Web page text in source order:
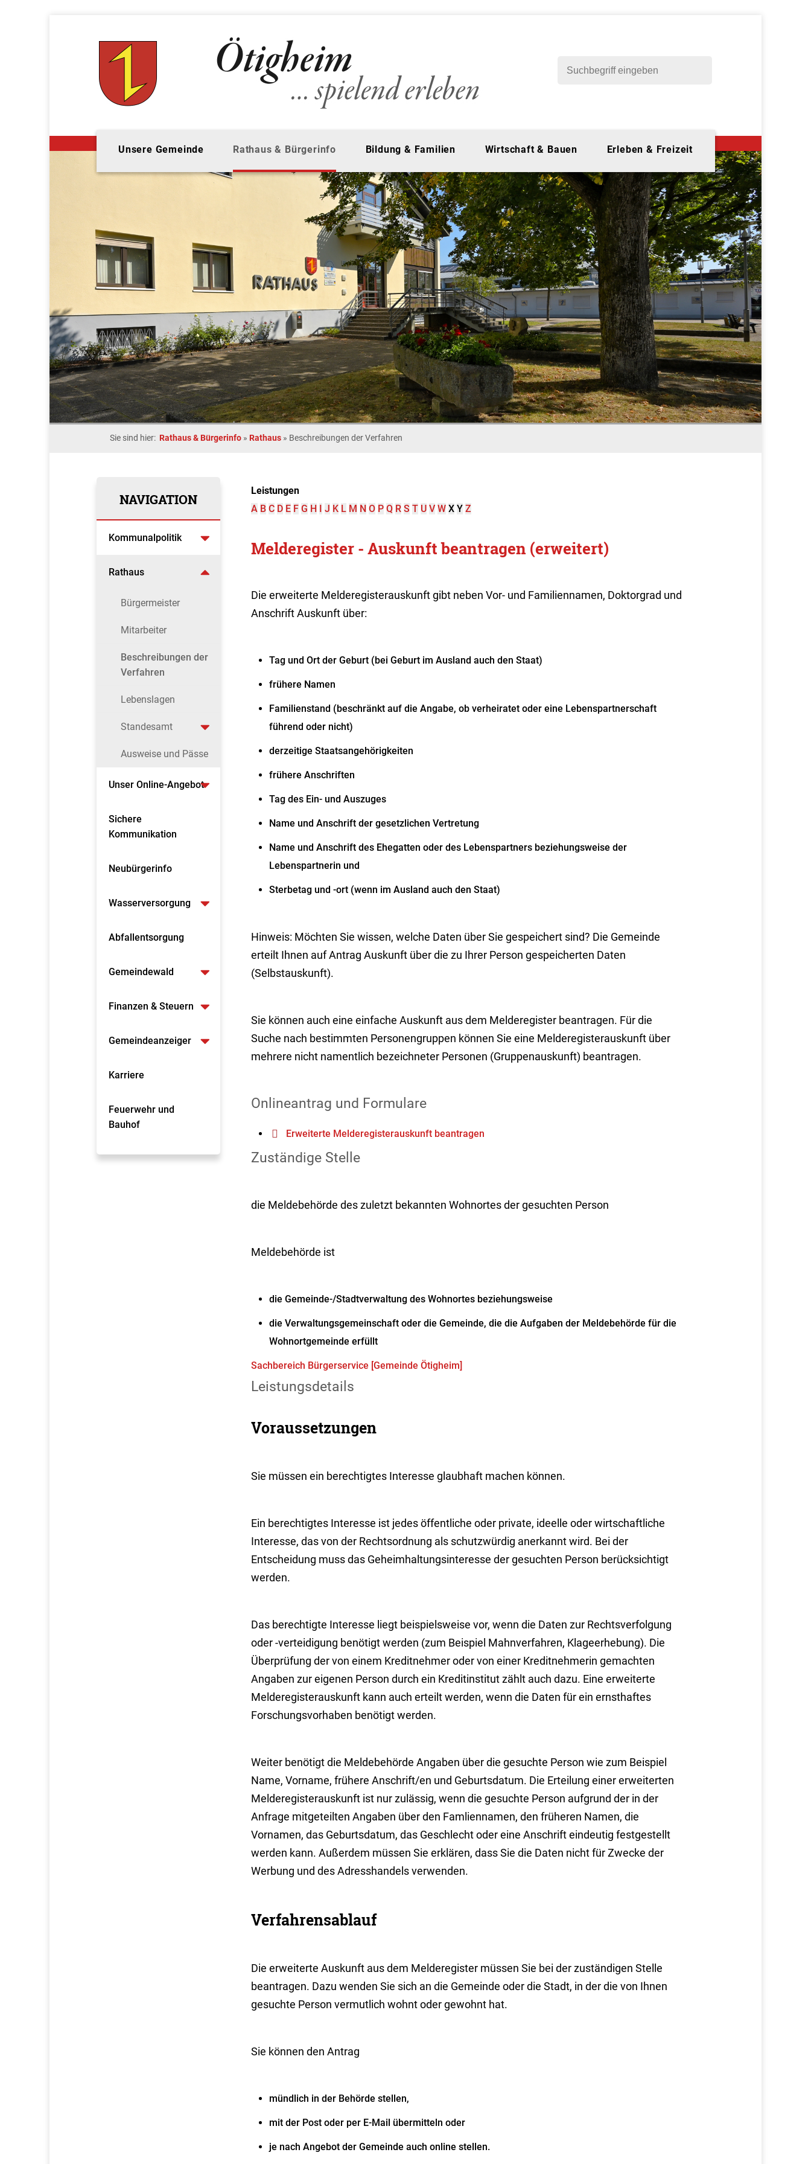
Unsere Gemeinde Rathaus & Bürgerinfo Bildung & Familien Wirtschaft & Bauen Erleben & Freizeit
Sie sind hier: Rathaus & Bürgerinfo » Rathaus » Beschreibungen der Verfahren
NAVIGATION
Kommunalpolitik
Rathaus
Bürgermeister
Mitarbeiter
Beschreibungen der
Verfahren
Lebenslagen
Standesamt
Ausweise und Pässe
Unser Online-Angebot
Sichere
Kommunikation
Neubürgerinfo
Wasserversorgung
Abfallentsorgung
Gemeindewald
Finanzen & Steuern
Gemeindeanzeiger
Karriere
Feuerwehr und
Bauhof
Leistungen
A B C D E F G H I J K L M N O P Q R S T U V W X Y Z
Melderegister - Auskunft beantragen (erweitert)
Die erweiterte Melderegisterauskunft gibt neben Vor- und Familiennamen, Doktorgrad und
Anschrift Auskunft über:
Tag und Ort der Geburt (bei Geburt im Ausland auch den Staat)
frühere Namen
Familienstand (beschränkt auf die Angabe, ob verheiratet oder eine Lebenspartnerschaft
führend oder nicht)
derzeitige Staatsangehörigkeiten
frühere Anschriften
Tag des Ein- und Auszuges
Name und Anschrift der gesetzlichen Vertretung
Name und Anschrift des Ehegatten oder des Lebenspartners beziehungsweise der
Lebenspartnerin und
Sterbetag und -ort (wenn im Ausland auch den Staat)
Hinweis: Möchten Sie wissen, welche Daten über Sie gespeichert sind? Die Gemeinde
erteilt Ihnen auf Antrag Auskunft über die zu Ihrer Person gespeicherten Daten
(Selbstauskunft).
Sie können auch eine einfache Auskunft aus dem Melderegister beantragen. Für die
Suche nach bestimmten Personengruppen können Sie eine Melderegisterauskunft über
mehrere nicht namentlich bezeichneter Personen (Gruppenauskunft) beantragen.
Onlineantrag und Formulare
Erweiterte Melderegisterauskunft beantragen
Zuständige Stelle
die Meldebehörde des zuletzt bekannten Wohnortes der gesuchten Person
Meldebehörde ist
die Gemeinde-/Stadtverwaltung des Wohnortes beziehungsweise
die Verwaltungsgemeinschaft oder die Gemeinde, die die Aufgaben der Meldebehörde für die
Wohnortgemeinde erfüllt
Sachbereich Bürgerservice [Gemeinde Ötigheim]
Leistungsdetails
Voraussetzungen
Sie müssen ein berechtigtes Interesse glaubhaft machen können.
Ein berechtigtes Interesse ist jedes öffentliche oder private, ideelle oder wirtschaftliche
Interesse, das von der Rechtsordnung als schutzwürdig anerkannt wird. Bei der
Entscheidung muss das Geheimhaltungsinteresse der gesuchten Person berücksichtigt
werden.
Das berechtigte Interesse liegt beispielsweise vor, wenn die Daten zur Rechtsverfolgung
oder -verteidigung benötigt werden (zum Beispiel Mahnverfahren, Klageerhebung). Die
Überprüfung der von einem Kreditnehmer oder von einer Kreditnehmerin gemachten
Angaben zur eigenen Person durch ein Kreditinstitut zählt auch dazu. Eine erweiterte
Melderegisterauskunft kann auch erteilt werden, wenn die Daten für ein ernsthaftes
Forschungsvorhaben benötigt werden.
Weiter benötigt die Meldebehörde Angaben über die gesuchte Person wie zum Beispiel
Name, Vorname, frühere Anschrift/en und Geburtsdatum. Die Erteilung einer erweiterten
Melderegisterauskunft ist nur zulässig, wenn die gesuchte Person aufgrund der in der
Anfrage mitgeteilten Angaben über den Famliennamen, den früheren Namen, die
Vornamen, das Geburtsdatum, das Geschlecht oder eine Anschrift eindeutig festgestellt
werden kann. Außerdem müssen Sie erklären, dass Sie die Daten nicht für Zwecke der
Werbung und des Adresshandels verwenden.
Verfahrensablauf
Die erweiterte Auskunft aus dem Melderegister müssen Sie bei der zuständigen Stelle
beantragen. Dazu wenden Sie sich an die Gemeinde oder die Stadt, in der die von Ihnen
gesuchte Person vermutlich wohnt oder gewohnt hat.
Sie können den Antrag
mündlich in der Behörde stellen,
mit der Post oder per E-Mail übermitteln oder
je nach Angebot der Gemeinde auch online stellen.